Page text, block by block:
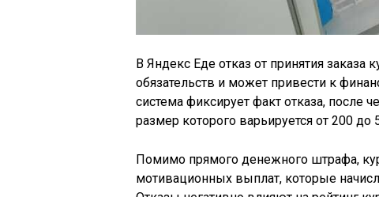
В Яндекс Еде отказ от принятия заказа
обязательств и может привести к
система фиксирует факт отказа, после
размер которого варьируется от 200
Помимо прямого денежного штрафа,
мотивационных выплат, которые